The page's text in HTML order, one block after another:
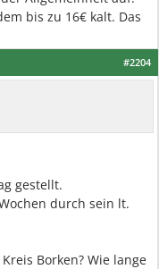
bis zu 16€ kalt. Das
#2204
gestellt.
durch sein lt.
Borken? Wie lange